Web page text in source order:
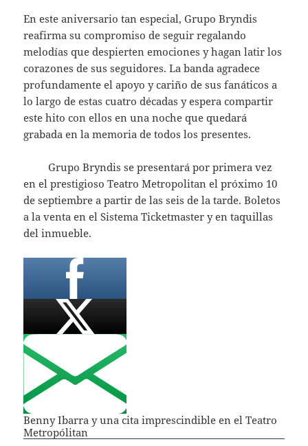
En este aniversario tan especial, Grupo Bryndis
reafirma su compromiso de seguir regalando
melodías que despierten emociones y hagan latir los
corazones de sus seguidores. La banda agradece
profundamente el apoyo y cariño de sus fanáticos a
lo largo de estas cuatro décadas y espera compartir
este hito con ellos en una noche que quedará
grabada en la memoria de todos los presentes.
Grupo Bryndis se presentará por primera vez
en el prestigioso Teatro Metropolitan el próximo 10
de septiembre a partir de las seis de la tarde. Boletos
a la venta en el Sistema Ticketmaster y en taquillas
del inmueble.
Benny Ibarra y una cita imprescindible en el Teatro
Metropólitan